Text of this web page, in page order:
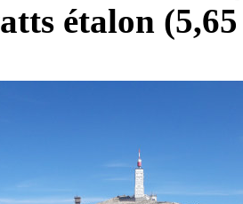
étalon